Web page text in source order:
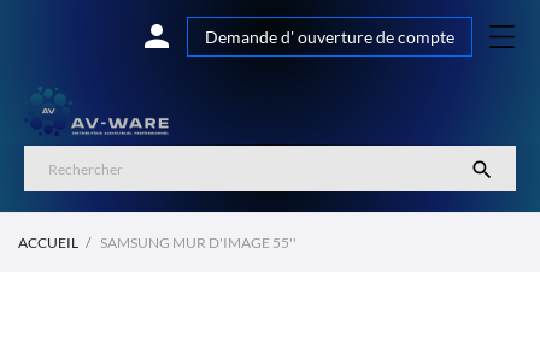
 Demande d' ouverture de compte

ACCUEIL SAMSUNG MUR D'IMAGE 55''